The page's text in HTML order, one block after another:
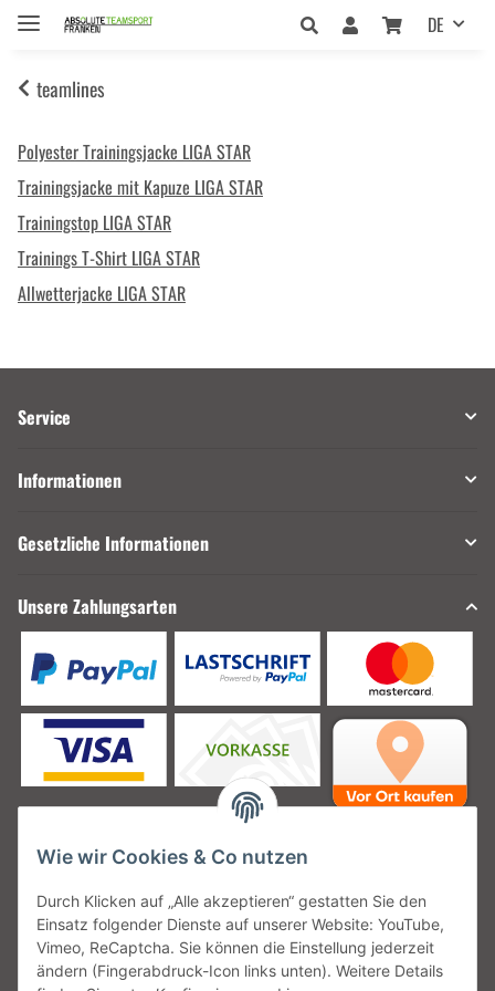
DE
teamlines
Polyester Trainingsjacke LIGA STAR
Trainingsjacke mit Kapuze LIGA STAR
Trainingstop LIGA STAR
Trainings T-Shirt LIGA STAR
Allwetterjacke LIGA STAR
Service
Informationen
Gesetzliche Informationen
Unsere Zahlungsarten
Unsere Versanddienstleister
Wie wir Cookies & Co nutzen
Durch Klicken auf „Alle akzeptieren“ gestatten Sie den
Einsatz folgender Dienste auf unserer Website: YouTube,
Vimeo, ReCaptcha. Sie können die Einstellung jederzeit
ändern (Fingerabdruck-Icon links unten). Weitere Details